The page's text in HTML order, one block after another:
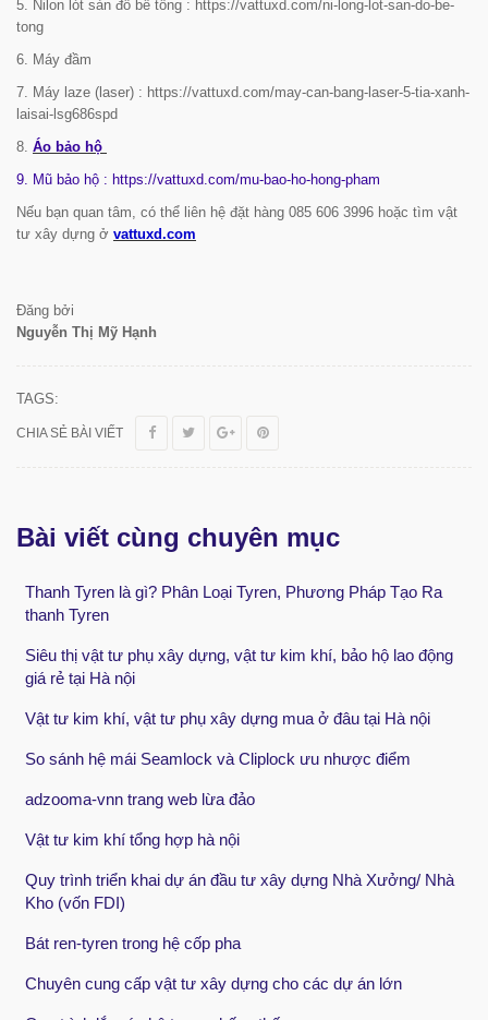
5. Nilon lót sàn đổ bê tông : https://vattuxd.com/ni-long-lot-san-do-be-
tong
6. Máy đầm
7. Máy laze (laser) : https://vattuxd.com/may-can-bang-laser-5-tia-xanh-
laisai-lsg686spd
8. Áo bảo hộ
9. Mũ bảo hộ : https://vattuxd.com/mu-bao-ho-hong-pham
Nếu bạn quan tâm, có thể liên hệ đặt hàng 085 606 3996 hoặc tìm vật
tư xây dựng ở vattuxd.com
Đăng bởi
Nguyễn Thị Mỹ Hạnh
TAGS:
CHIA SẺ BÀI VIẾT
Bài viết cùng chuyên mục
Thanh Tyren là gì? Phân Loại Tyren, Phương Pháp Tạo Ra
thanh Tyren
Siêu thị vật tư phụ xây dựng, vật tư kim khí, bảo hộ lao động
giá rẻ tại Hà nội
Vật tư kim khí, vật tư phụ xây dựng mua ở đâu tại Hà nội
So sánh hệ mái Seamlock và Cliplock ưu nhược điểm
adzooma-vnn trang web lừa đảo
Vật tư kim khí tổng hợp hà nội
Quy trình triển khai dự án đầu tư xây dựng Nhà Xưởng/ Nhà
Kho (vốn FDI)
Bát ren-tyren trong hệ cốp pha
Chuyên cung cấp vật tư xây dựng cho các dự án lớn